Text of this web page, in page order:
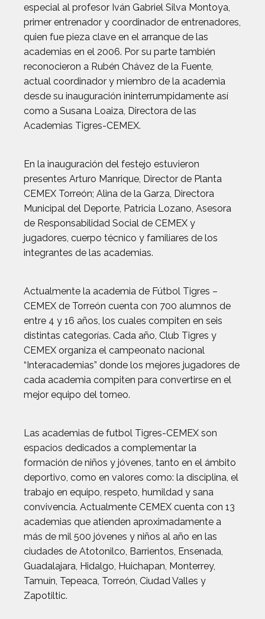
especial al profesor Iván Gabriel Silva Montoya,
primer entrenador y coordinador de entrenadores,
quien fue pieza clave en el arranque de las
academias en el 2006. Por su parte también
reconocieron a Rubén Chávez de la Fuente,
actual coordinador y miembro de la academia
desde su inauguración ininterrumpidamente así
como a Susana Loaiza, Directora de las
Academias Tigres-CEMEX.
En la inauguración del festejo estuvieron
presentes Arturo Manrique, Director de Planta
CEMEX Torreón; Alina de la Garza, Directora
Municipal del Deporte, Patricia Lozano, Asesora
de Responsabilidad Social de CEMEX y
jugadores, cuerpo técnico y familiares de los
integrantes de las academias.
Actualmente la academia de Fútbol Tigres –
CEMEX de Torreón cuenta con 700 alumnos de
entre 4 y 16 años, los cuales compiten en seis
distintas categorías. Cada año, Club Tigres y
CEMEX organiza el campeonato nacional
“Interacademias” donde los mejores jugadores de
cada academia compiten para convertirse en el
mejor equipo del torneo.
Las academias de futbol Tigres-CEMEX son
espacios dedicados a complementar la
formación de niños y jóvenes, tanto en el ámbito
deportivo, como en valores como: la disciplina, el
trabajo en equipo, respeto, humildad y sana
convivencia. Actualmente CEMEX cuenta con 13
academias que atienden aproximadamente a
más de mil 500 jóvenes y niños al año en las
ciudades de Atotonilco, Barrientos, Ensenada,
Guadalajara, Hidalgo, Huichapan, Monterrey,
Tamuín, Tepeaca, Torreón, Ciudad Valles y
Zapotiltic.